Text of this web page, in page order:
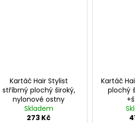
Kartáč Hair Stylist
stříbrný plochý široký,
nylonové ostny
Skladem
273 Kč
Kartáč
plochý